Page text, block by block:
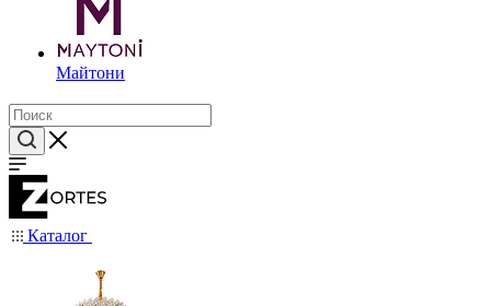
Майтони
Каталог